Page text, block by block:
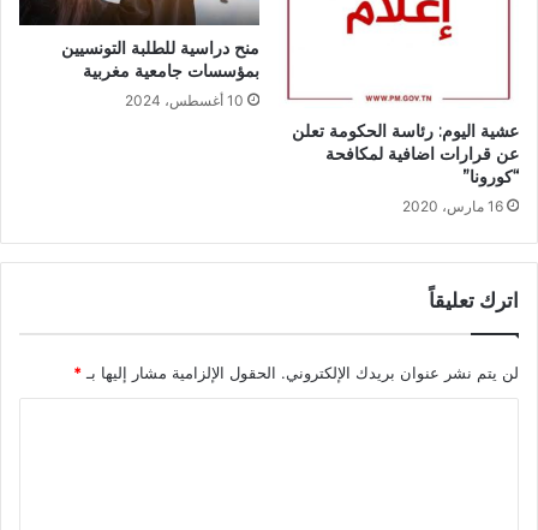
عشية اليوم: رئاسة الحكومة تعلن
عن قرارات اضافية لمكافحة
“كورونا”
16 مارس، 2020
منح دراسية للطلبة التونسيين
بمؤسسات جامعية مغربية
10 أغسطس، 2024
اترك تعليقاً
لن يتم نشر عنوان بريدك الإلكتروني. الحقول الإلزامية مشار إليها بـ*